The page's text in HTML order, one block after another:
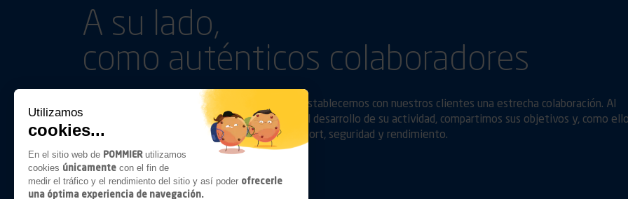
Utilizamos
cookies...
En el sitio web de POMMIER utilizamos
cookies únicamente con el fin de
medir el tráfico y el rendimiento del sitio y así poder ofrecerle
una óptima experiencia de navegación.
A su lado,
como auténticos colaboradores
Aparte de las simples relaciones comerciales, establecemos con nuestros clientes una estrecha colaboración. Al
anticiparnos a sus necesidades y seguirlos en el desarrollo de su actividad, compartimos sus objetivos y, como
damos prioridad a la eficiencia en cuanto a confort, seguridad y rendimiento.
Síganos en Linkedin